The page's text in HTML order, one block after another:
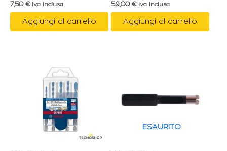
7,50 € Iva Inclusa
Aggiungi al carrello
59,00 € Iva Inclusa
Aggiungi al carrello
ESAURITO